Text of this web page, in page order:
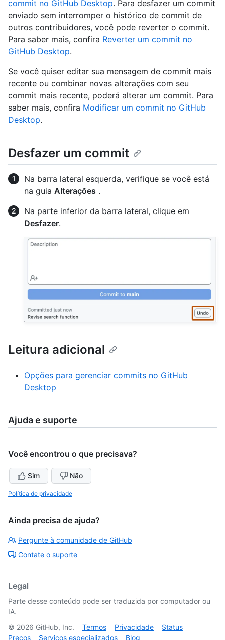
commit no GitHub Desktop. Para desfazer um commit
enviado sem interromper o histórico de commit de
outros contribuidores, você pode reverter o commit.
Para saber mais, confira Reverter um commit no
GitHub Desktop.
Se você quiser editar sua mensagem de commit mais
recente ou combinar novas alterações com seu
commit mais recente, poderá alterar um commit. Para
saber mais, confira Modificar um commit no GitHub
Desktop.
Desfazer um commit
Na barra lateral esquerda, verifique se você está
na guia Alterações .
Na parte inferior da barra lateral, clique em
Desfazer.
Leitura adicional
Opções para gerenciar commits no GitHub
Desktop
Ajuda e suporte
Você encontrou o que precisava?
Sim Não
Política de privacidade
Ainda precisa de ajuda?
Pergunte à comunidade de GitHub
Contate o suporte
Legal
Parte desse conteúdo pode ser traduzida por computador ou
IA.
© 2026 GitHub, Inc. Termos Privacidade
Status
Preços
Serviços especializados Blog